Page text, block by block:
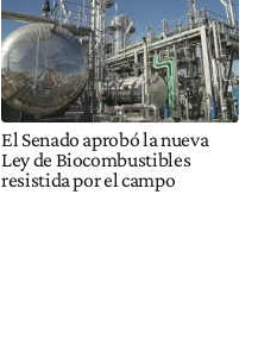
El Senado aprobó la nueva
Ley de Biocombustibles
resistida por el campo